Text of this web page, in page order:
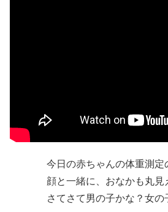
今日の赤ちゃんの体重測定
顔と一緒に、おなかも丸見
さてさて男の子かな？女の